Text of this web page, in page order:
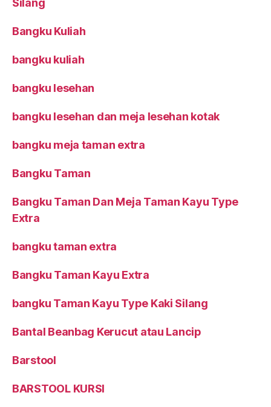
Silang
Bangku Kuliah
bangku kuliah
bangku lesehan
bangku lesehan dan meja lesehan kotak
bangku meja taman extra
Bangku Taman
Bangku Taman Dan Meja Taman Kayu Type
Extra
bangku taman extra
Bangku Taman Kayu Extra
bangku Taman Kayu Type Kaki Silang
Bantal Beanbag Kerucut atau Lancip
Barstool
BARSTOOL KURSI